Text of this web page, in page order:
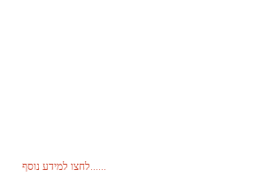
לחצו למידע נוסף......